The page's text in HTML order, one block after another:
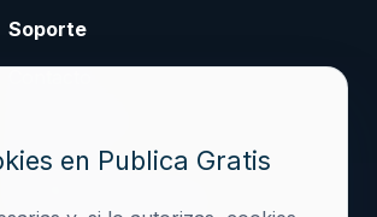
Soporte
Accederen Publica Gratis